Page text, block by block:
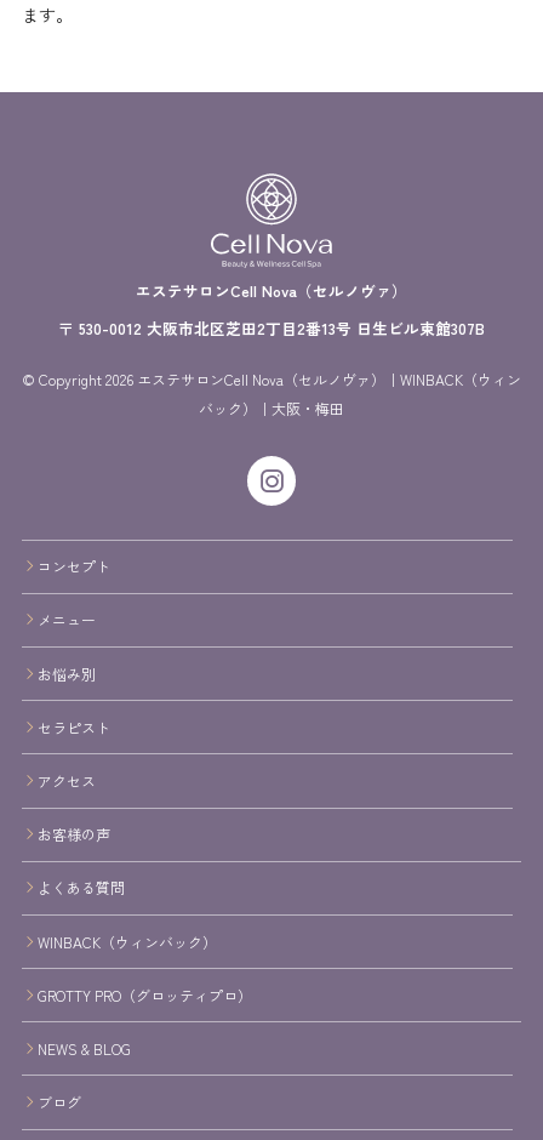
ます。
エステサロンCell Nova（セルノヴァ）
〒 530-0012 大阪市北区芝田2丁目2番13号 日生ビル東館307B
© Copyright 2026 エステサロンCell Nova（セルノヴァ）｜WINBACK（ウィン
バック）｜大阪・梅田
コンセプト
メニュー
お悩み別
セラピスト
アクセス
お客様の声
よくある質問
WINBACK（ウィンバック）
GROTTY PRO（グロッティプロ）
NEWS & BLOG
ブログ